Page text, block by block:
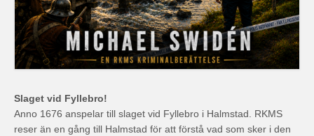
Slaget vid Fyllebro!
Anno 1676 anspelar till slaget vid Fyllebro i Halmstad. RKMS
reser än en gång till Halmstad för att förstå vad som sker i den